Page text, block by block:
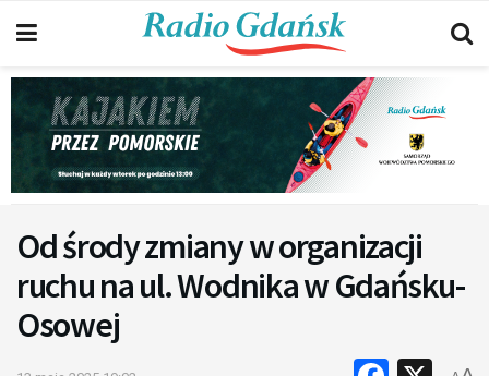
Od środy zmiany w organizacji
ruchu na ul. Wodnika w Gdańsku-
Osowej